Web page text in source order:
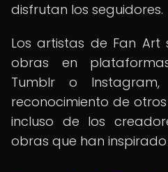
disfrutan los seguidores.
Los artistas de Fan Art
obras en
Tumblr o
reconocimiento de
incluso de los
obras que han